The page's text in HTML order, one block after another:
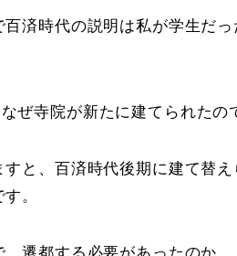
済時代の説明は私が学生だ
ぜ寺院が新たに建てられたの
すと、百済時代後期に建て替
。